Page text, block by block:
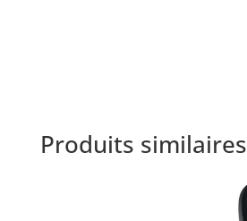
Produits similaires